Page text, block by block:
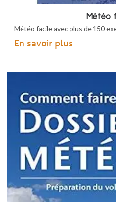
Météo
Météo facile avec plus de 150
En savoir plus